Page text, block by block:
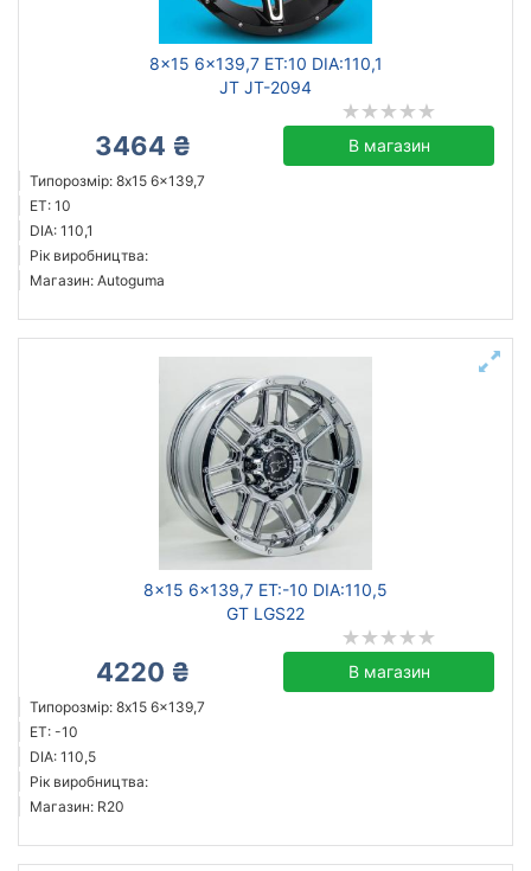
8x15 6x139,7 ET:10 DIA:110,1
JT JT-2094
3464 ₴ В магазин
Типорозмір: 8x15 6x139,7
ET: 10
DIA: 110,1
Рік виробництва:
Магазин: Autoguma
8x15 6x139,7 ET:-10 DIA:110,5
GT LGS22
4220 ₴ В магазин
Типорозмір: 8x15 6x139,7
ET: -10
DIA: 110,5
Рік виробництва:
Магазин: R20